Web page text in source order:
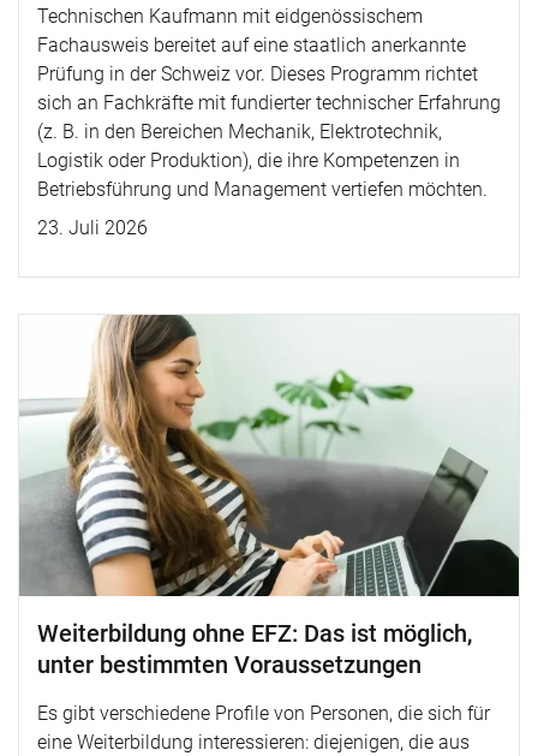
Technischen Kaufmann mit eidgenössischem
Fachausweis bereitet auf eine staatlich anerkannte
Prüfung in der Schweiz vor. Dieses Programm richtet
sich an Fachkräfte mit fundierter technischer Erfahrung
(z. B. in den Bereichen Mechanik, Elektrotechnik,
Logistik oder Produktion), die ihre Kompetenzen in
Betriebsführung und Management vertiefen möchten.
23. Juli 2026
Weiterbildung ohne EFZ: Das ist möglich,
unter bestimmten Voraussetzungen
Es gibt verschiedene Profile von Personen, die sich für
eine Weiterbildung interessieren: diejenigen, die aus